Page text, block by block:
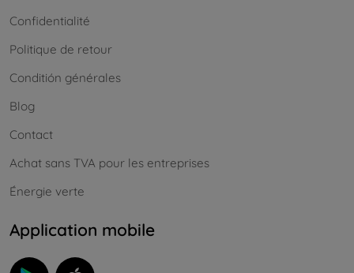
Confidentialité
Politique de retour
Conditión générales
Blog
Contact
Achat sans TVA pour les entreprises
Énergie verte
Application mobile